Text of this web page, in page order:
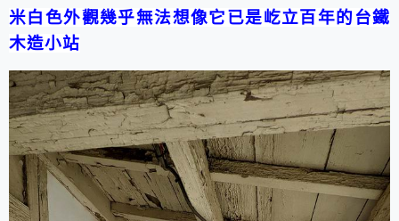
米白色外觀幾乎無法想像它已是屹立百年的台鐵
木造小站